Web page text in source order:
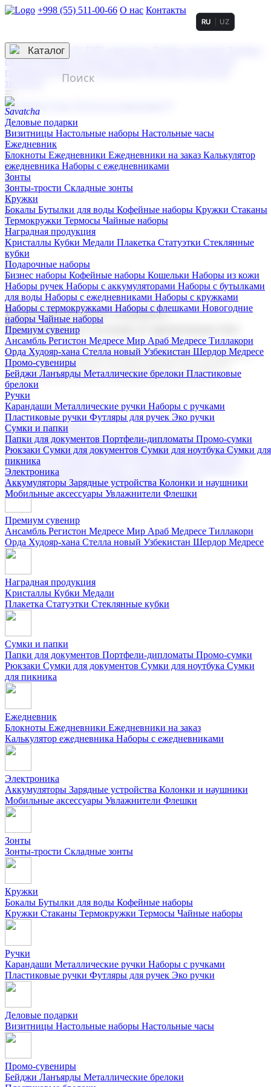
+998 (55) 511-00-66 О нас Контакты
3D гравировка
смолой (Doming)
гравировка твердая
тиснение
RU UZ
☰
Контакты
Каталог
Деловые подарки
Визитницы Настольные наборы Настольные часы
Ежедневник
Блокноты Ежедневники Ежедневники на заказ Калькулятор
ежедневника Наборы с ежедневниками
Зонты
Зонты-трости Складные зонты
Кружки
Бокалы Бутылки для воды Кофейные наборы Кружки Стаканы
Термокружки Термосы Чайные наборы
Наградная продукция
Kристаллы Кубки Медали Плакетка Статуэтки Стеклянные
кубки
Подарочные наборы
Бизнес наборы Кофейные наборы Кошельки Наборы из кожи
Наборы ручек Наборы с аккумуляторами Наборы с бутылками
для воды Наборы с ежедневниками Наборы с кружками
Наборы с термокружками Наборы с флешками Новогодние
наборы Чайные наборы
Премиум сувенир
Ансамбль Регистон Медресе Мир Араб Медресе Тиллакори
Орда Худояр-хана Стелла новый Узбекистан Шердор Медресе
Промо-сувениры
Бейджи Ланъярды Металлические брелоки Пластиковые
брелоки
Ручки
Карандаши Металлические ручки Наборы с ручками
Пластиковые ручки Футляры для ручек Эко ручки
Сумки и папки
Папки для документов Портфели-дипломаты Промо-сумки
Рюкзаки Сумки для документов Сумки для ноутбука Сумки для
пикника
Электроника
Аккумуляторы Зарядные устройства Колонки и наушники
Мобильные аксессуары Увлажнители Флешки
Корпоративные подарки
Поставка со склада и производство
Мы предлагаем широкий выбор корпоративных подарков и
сувениров с логотипом. В нашем каталоге вы найдете
продукцию для бизнеса, мероприятия и клиентов.
Подарочные наборы
Бизнес наборыКофейные наборы Кошельки
Наборы из кожиНаборы ручекНаборы с аккумуляторами
Наборы с бутылками для воды
Наборы с ежедневниками
Наборы с кружками
флешкамиНовогодние наборыЧайные наборы
Премиум сувенир
Ансамбль Регистон Медресе Мир Араб Медресе Тиллакори
Орда Худояр-хана Стелла новый Узбекистан Шердор Медресе
Наградная продукция
Kристаллы Кубки Медали
Плакетка Статуэтки Стеклянные кубки
Сумки и папки
Папки для документов Портфели-дипломаты Промо-сумки
Рюкзаки Сумки для документов Сумки для ноутбука Сумки
для пикника
Ежедневник
Блокноты Ежедневники Ежедневники на заказ
Калькулятор ежедневника Наборы с ежедневниками
Электроника
Аккумуляторы Зарядные устройства Колонки и наушники
Мобильные аксессуары Увлажнители Флешки
Зонты
Зонты-трости Складные зонты
Кружки
Бокалы Бутылки для воды Кофейные наборы
Кружки Стаканы Термокружки Термосы Чайные наборы
Ручки
Карандаши Металлические ручки Наборы с ручками
Пластиковые ручки Футляры для ручек Эко ручки
Деловые подарки
Визитницы Настольные наборы Настольные часы
Промо-сувениры
Бейджи Ланъярды Металлические брелоки